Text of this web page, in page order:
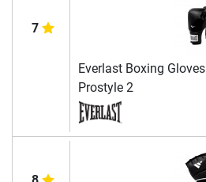
7
Everlast Boxing Gloves
Prostyle 2